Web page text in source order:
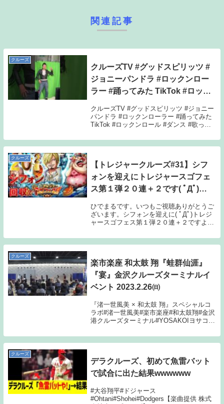
関連記事
クルーズ
クルーズTV #グッドスピリッツ #
ジョニーパンドラ #ロックンロー
ラー #踊ってみた TikTok #ロック
りたい #クルーズTV #fyp
#Shorts
クルーズTV #グッドスピリッツ #ジョニー
パンドラ #ロックンローラー #踊ってみた
TikTok #ロックンロール #ダンス #歌って
ルーズTV #fyp #オールディーズ #ロカビリ
ー #エ...
クルーズ
【トレジャークルーズ#31】シフ
ォンを迎えにトレジャースゴフェ
ス第１弾２０連＋２です( ﾟДﾟ)
【トレクル】【OPTC】
ひでまるです。いつもご視聴ありがとうご
ざいます。シフォンを迎えに( ﾟДﾟ)トレジ
ャースゴフェス第１弾２０連＋２ですよろ
いたします。＃トレクル＃スゴフェス
クルーズ
楽市楽座 和太鼓 翔『蛙群仙涯』
『宴』金沢クルーズターミナルイ
ベント 2023.2.26㈰
『渚一世風美 × 和太鼓 翔』スペシャルコ
ラボ#渚一世風美#楽市楽座#和太鼓翔#金沢
港クルーズターミナル#YOSAKOIヨサコイ
ルコラボ#和太鼓
クルーズ
デラクルーズ、初めて魚雷バット
で試合に出た結果wwwwww
#大谷翔平#ドジャース
#Ohtani#Shohei#Dodgers【楽曲提供 株式